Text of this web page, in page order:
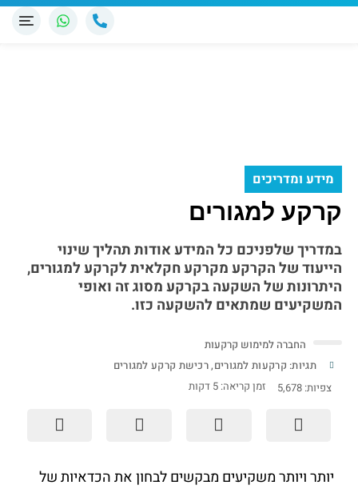
מידע ומדריכים
קרקע למגורים
במדריך שלפניכם כל המידע אודות תהליך שינוי
הייעוד של הקרקע מקרקע חקלאית לקרקע למגורים,
היתרונות של השקעה בקרקע מסוג זה ואופי
המשקיעים שמתאים להשקעה כזו.
החברה למימוש קרקעות
תגיות: קרקעות למגורים,רכישת קרקע למגורים
צפיות: 5,678 זמן קריאה: 5 דקות
יותר ויותר משקיעים מבקשים לבחון את הכדאיות של